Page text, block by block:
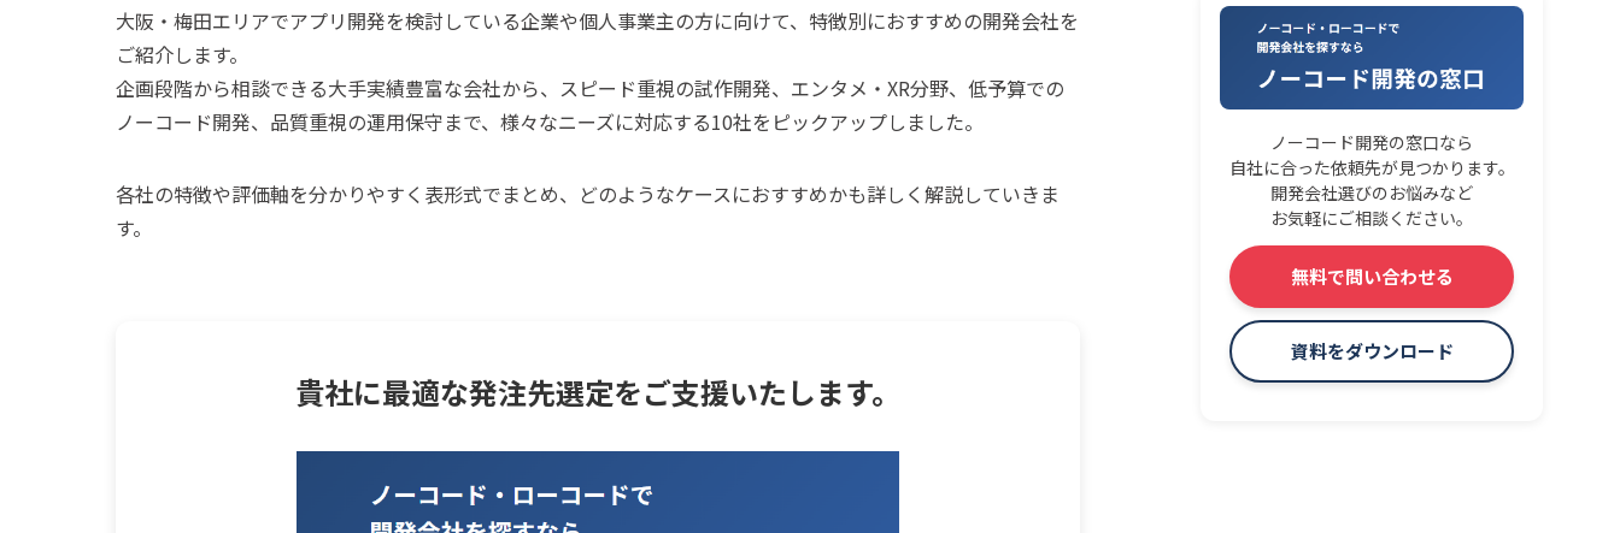
大阪・梅田エリアでアプリ開発を検討している企業や個人事業主の方に向けて、特徴別におすすめの開発会社を
ご紹介します。
企画段階から相談できる大手実績豊富な会社から、スピード重視の試作開発、エンタメ・XR分野、低予算での
ノーコード開発、品質重視の運用保守まで、様々なニーズに対応する10社をピックアップしました。
各社の特徴や評価軸を分かりやすく表形式でまとめ、どのようなケースにおすすめかも詳しく解説していきま
す。
貴社に最適な発注先選定をご支援いたします。
ノーコード開発の窓口なら
自社に合った依頼先が見つかります。
開発会社選びのお悩みなど
お気軽にご相談ください。
無料で問い合わせる
資料をダウンロード